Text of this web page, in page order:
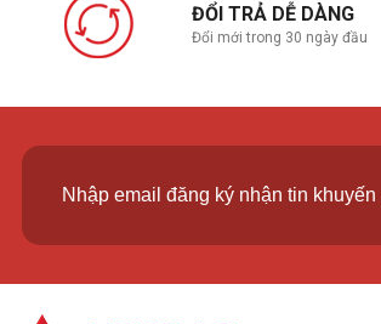
ĐỔI TRẢ DỄ DÀNG
Đổi mới trong 30 ngày đầu